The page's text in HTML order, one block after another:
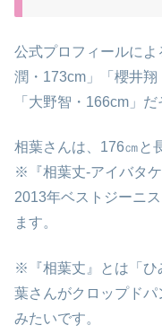
公式プロフィールに
潤・173cm」「櫻井翔
「大野智・166cm」だ
相葉さんは、176㎝と
※『相葉丈-アイバタ
2013年ベストジーニ
ます。
※『相葉丈』とは「ひ
葉さんがクロップド
みたいです。